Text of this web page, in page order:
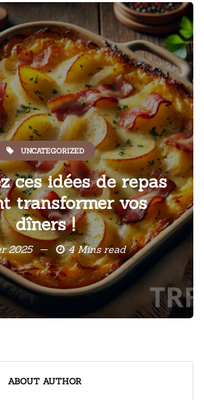
UNCATEGORIZED
ces idées de repas
transformer vos
dîners !
2025 4 Mins read
ABOUT AUTHOR